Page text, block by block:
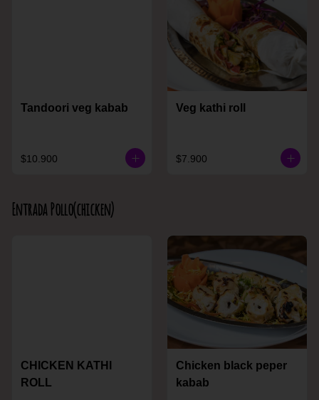
Tandoori veg kabab
$10.900
Veg kathi roll
$7.900
Entrada Pollo(chicken)
CHICKEN KATHI
ROLL
Chicken black peper
kabab